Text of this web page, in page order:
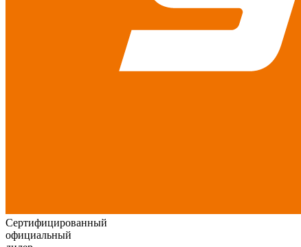
Сертифицированный
официальный